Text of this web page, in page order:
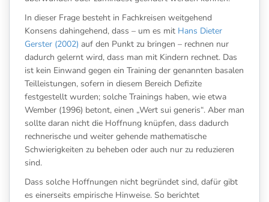
In dieser Frage besteht in Fachkreisen weitgehend
Konsens dahingehend, dass – um es mit Hans Dieter
Gerster (2002) auf den Punkt zu bringen – rechnen nur
dadurch gelernt wird, dass man mit Kindern rechnet. Das
ist kein Einwand gegen ein Training der genannten basalen
Teilleistungen, sofern in diesem Bereich Defizite
festgestellt wurden; solche Trainings haben, wie etwa
Wember (1996) betont, einen „Wert sui generis“. Aber man
sollte daran nicht die Hoffnung knüpfen, dass dadurch
rechnerische und weiter gehende mathematische
Schwierigkeiten zu beheben oder auch nur zu reduzieren
sind.
Dass solche Hoffnungen nicht begründet sind, dafür gibt
es einerseits empirische Hinweise. So berichtet